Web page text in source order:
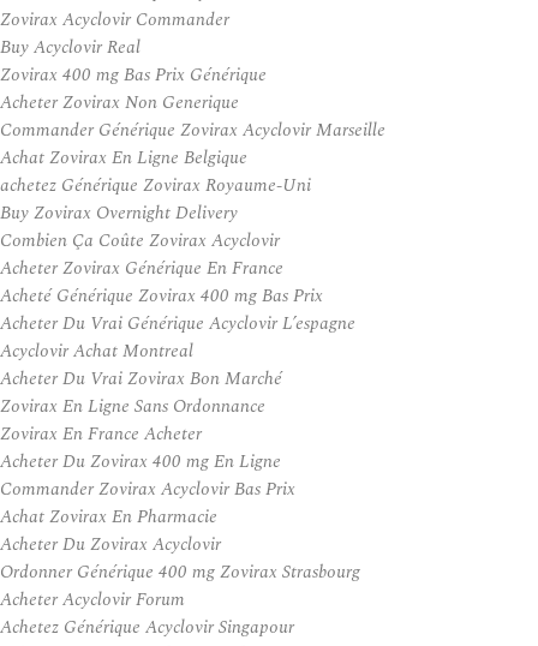
Zovirax Acyclovir Commander
Buy Acyclovir Real
Zovirax 400 mg Bas Prix Générique
Acheter Zovirax Non Generique
Commander Générique Zovirax Acyclovir Marseille
Achat Zovirax En Ligne Belgique
achetez Générique Zovirax Royaume-Uni
Buy Zovirax Overnight Delivery
Combien Ça Coûte Zovirax Acyclovir
Acheter Zovirax Générique En France
Acheté Générique Zovirax 400 mg Bas Prix
Acheter Du Vrai Générique Acyclovir L’espagne
Acyclovir Achat Montreal
Acheter Du Vrai Zovirax Bon Marché
Zovirax En Ligne Sans Ordonnance
Zovirax En France Acheter
Acheter Du Zovirax 400 mg En Ligne
Commander Zovirax Acyclovir Bas Prix
Achat Zovirax En Pharmacie
Acheter Du Zovirax Acyclovir
Ordonner Générique 400 mg Zovirax Strasbourg
Acheter Acyclovir Forum
Achetez Générique Acyclovir Singapour